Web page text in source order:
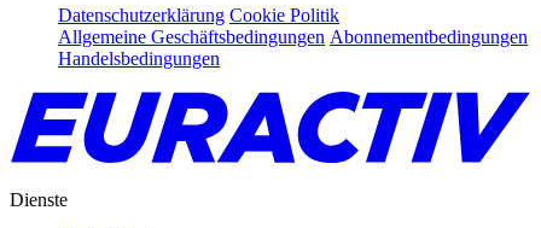
Datenschutzerklärung Cookie Politik
Allgemeine Geschäftsbedingungen Abonnementbedingungen
Handelsbedingungen
Dienste